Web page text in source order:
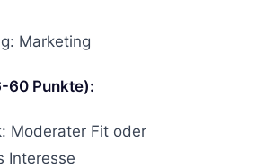
Marketing
60 Punkte):
Moderater Fit oder
Interesse